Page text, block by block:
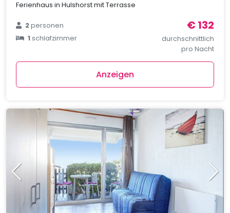
Ferienhaus in Hulshorst mit Terrasse
2personen
1schlafzimmer
€ 132
durchschnittlich
pro Nacht
Anzeigen